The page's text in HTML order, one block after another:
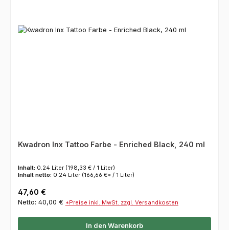
Kwadron Inx Tattoo Farbe - Enriched Black, 240 ml
Inhalt: 0.24 Liter (198,33 € / 1 Liter)
Inhalt netto: 0.24 Liter (166,66 €* / 1 Liter)
Regulärer Preis:
47,60 €
Netto: 40,00 € *Preise inkl. MwSt. zzgl. Versandkosten
In den Warenkorb